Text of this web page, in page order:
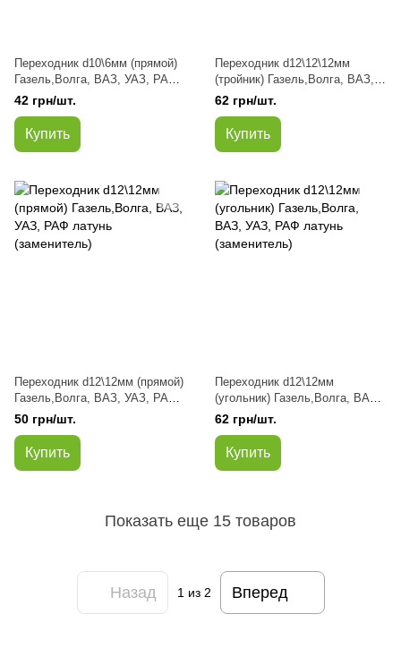
Переходник d10\6мм (прямой)
Газель,Волга, ВАЗ, УАЗ, РАФ
латунь (заменитель)
42 грн/шт.
Купить
Переходник d12\12\12мм
(тройник) Газель,Волга, ВАЗ,
УАЗ, РАФ латунь (заменитель)
62 грн/шт.
Купить
Переходник d12\12мм (прямой)
Газель,Волга, ВАЗ, УАЗ, РАФ
латунь (заменитель)
50 грн/шт.
Купить
Переходник d12\12мм
(угольник) Газель,Волга, ВАЗ,
УАЗ, РАФ латунь (заменитель)
62 грн/шт.
Купить
Показать еще 15 товаров
Назад 1 из 2 Вперед